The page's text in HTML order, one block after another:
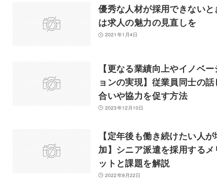
優秀な人材が採用できないと
は求人の魅力の見直しを
2021年1月4日
【更なる業績向上やイノベー
ョンの実現】従業員同士の話
合いや協力を促す方法
2023年12月10日
【定年後も働き続けたい人が
加】シニア派遣を採用するメ
ットと課題を解説
2022年9月22日